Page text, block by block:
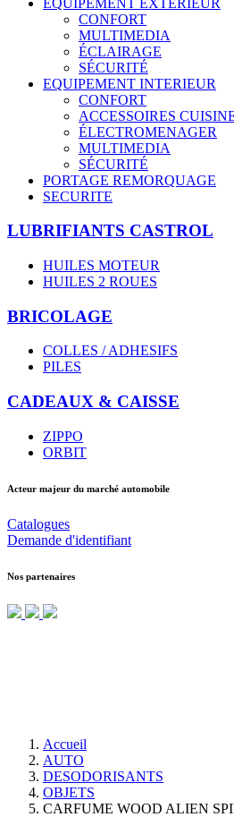
CONFORT
MULTIMEDIA
ÉCLAIRAGE
SÉCURITÉ
EQUIPEMENT INTERIEUR
CONFORT
ACCESSOIRES
ÉLECTROMENAGER
MULTIMEDIA
SÉCURITÉ
PORTAGE REMORQUAGE
SECURITE
LUBRIFIANTS CASTROL
HUILES MOTEUR
HUILES 2 ROUES
BRICOLAGE
COLLES / ADHESIFS
PILES
CADEAUX & CAISSE
ZIPPO
ORBIT
Acteur majeur du marché automobile
Catalogues
Demande d'identifiant
Nos partenaires
Accueil
AUTO
DESODORISANTS
OBJETS
CARFUME WOOD ALIEN